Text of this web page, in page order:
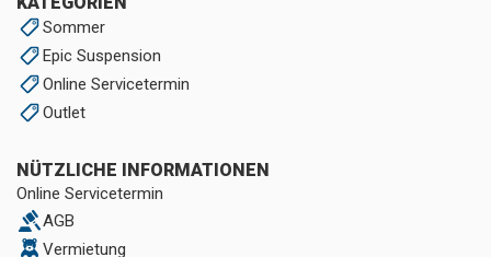
Sommer
Epic Suspension
Online Servicetermin
Outlet
NÜTZLICHE INFORMATIONEN
Online Servicetermin
AGB
Vermietung